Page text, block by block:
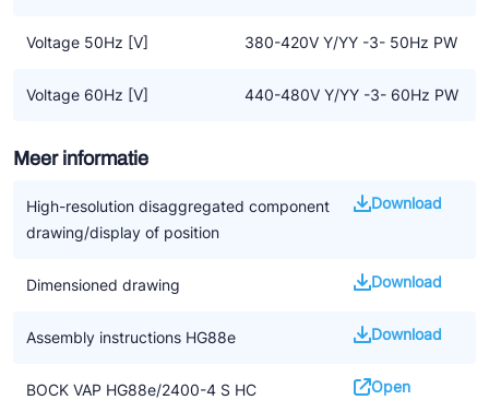
Voltage 50Hz [V] 380-420V Y/YY -3- 50Hz PW
Voltage 60Hz [V] 440-480V Y/YY -3- 60Hz PW
Meer informatie
High-resolution disaggregated component
drawing/display of position
Download
Dimensioned drawing Download
Assembly instructions HG88e Download
BOCK VAP HG88e/2400-4 S HC Open